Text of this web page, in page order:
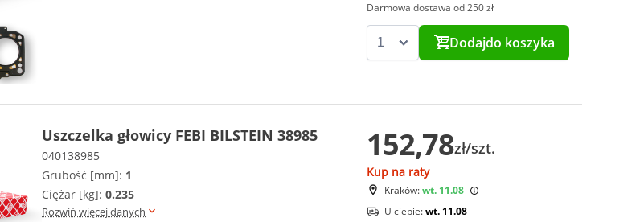
Darmowa dostawa od 250 zł
Dodajdo koszyka
Uszczelka głowicy FEBI BILSTEIN 38985
040138985
Grubość [mm]: 1
Ciężar [kg]: 0.235
Rozwiń więcej danych
152,78zł/szt.
Kup na raty
Kraków:wt. 11.08
U ciebie:wt. 11.08